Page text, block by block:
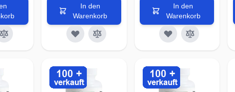
In den
Warenkorb
In den
Warenkorb